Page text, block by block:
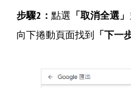
步驟2：點選 「取消全選」
向下捲動頁面找到 「下一